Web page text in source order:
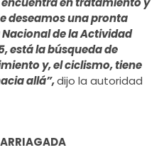
deseamos una pronta
de la Actividad
está la búsqueda de
y, el ciclismo, tiene
allá”,dijo la autoridad